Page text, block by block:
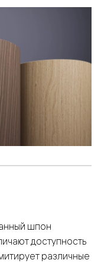
шпон
доступность
различные